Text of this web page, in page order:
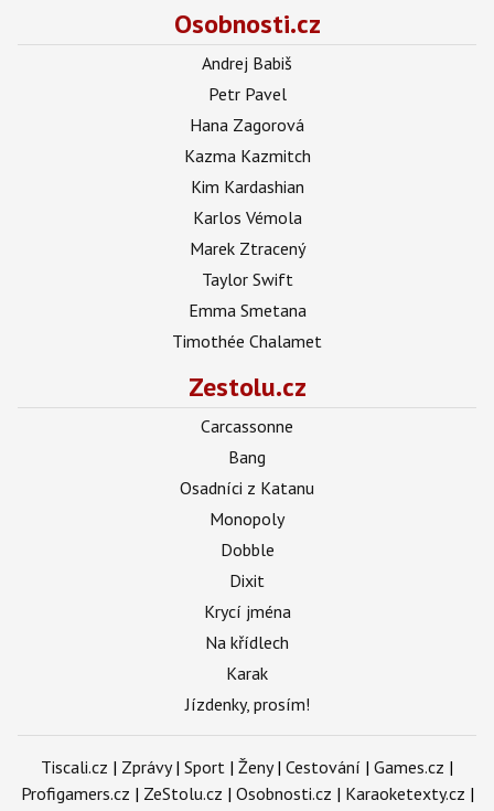
Osobnosti.cz
Andrej Babiš
Petr Pavel
Hana Zagorová
Kazma Kazmitch
Kim Kardashian
Karlos Vémola
Marek Ztracený
Taylor Swift
Emma Smetana
Timothée Chalamet
Zestolu.cz
Carcassonne
Bang
Osadníci z Katanu
Monopoly
Dobble
Dixit
Krycí jména
Na křídlech
Karak
Jízdenky, prosím!
Tiscali.cz | Zprávy| Sport | Ženy| Cestování | Games.cz |
Profigamers.cz | ZeStolu.cz | Osobnosti.cz | Karaoketexty.cz |